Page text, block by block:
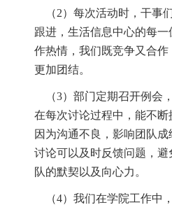
（2）每次活动时，干事
跟进，生活信息中心的每
作热情，我们既竞争又合作
更加团结。
（3）部门定期召开例会
在每次讨论过程中，能不
因为沟通不良，影响团队
讨论可以及时反馈问题，避
队的默契以及向心力。
（4）我们在学院工作中